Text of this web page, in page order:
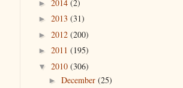
► 2014 (2)
► 2013 (31)
► 2012 (200)
► 2011 (195)
▼ 2010 (306)
► December (25)